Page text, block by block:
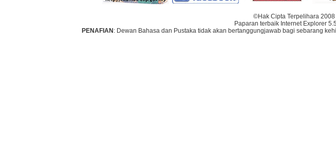
©Hak Cipta Terpelihara
Paparan terbaik Internet Explorer
PENAFIAN : Dewan Bahasa dan Pustaka tidak akan bertanggungjawab bagi sebarang